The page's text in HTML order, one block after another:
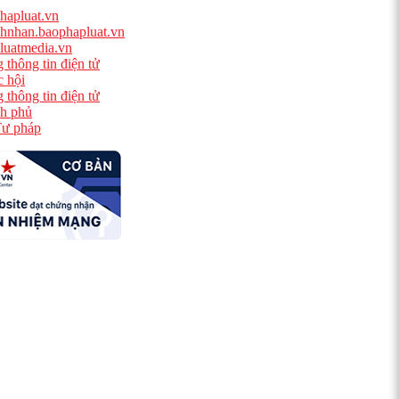
thông tin điện tử
hội
thông tin điện tử
phủ
pháp